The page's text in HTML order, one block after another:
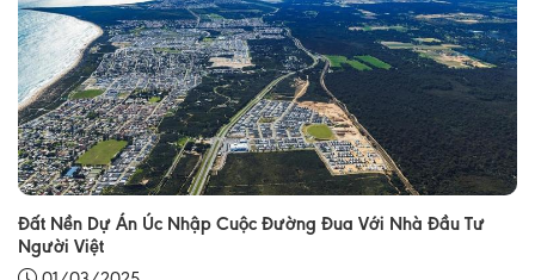
Đất Nền Dự Án Úc Nhập Cuộc Đường Đua Với Nhà Đầu Tư
Người Việt